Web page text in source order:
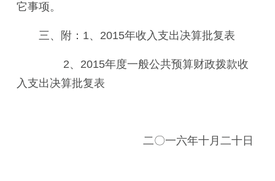
它事项。
三、附：1、2015年收入支出决算批复表
2、2015年度一般公共预算财政拨款收
入支出决算批复表
二〇一六年十月二十日